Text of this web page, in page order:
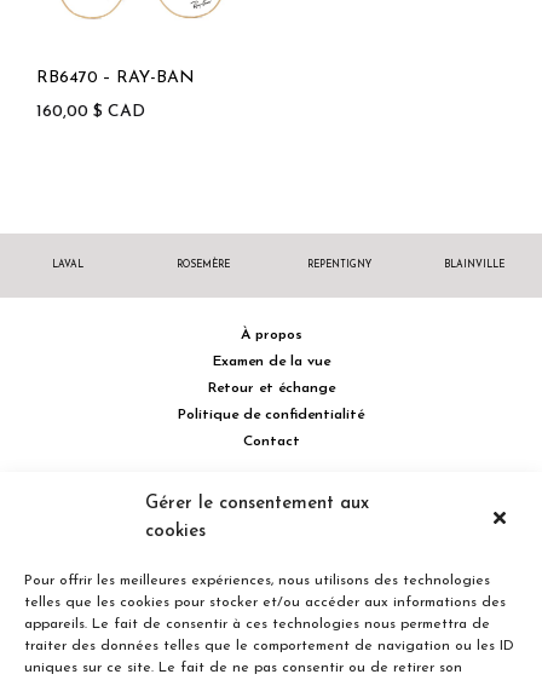
Gérer le consentement aux
cookies
Pour offrir les meilleures expériences, nous utilisons des technologies
telles que les cookies pour stocker et/ou accéder aux informations des
appareils. Le fait de consentir à ces technologies nous permettra de
traiter des données telles que le comportement de navigation ou les ID
uniques sur ce site. Le fait de ne pas consentir ou de retirer son
RB6470 – RAY-BAN
160,00 $ CAD
LAVAL ROSEMÈRE REPENTIGNY BLAINVILLE
À propos
Examen de la vue
Retour et échange
Politique de confidentialité
Contact
514 732.0222
Concorde Est, Laval, Québec H7G 2E4 Canada